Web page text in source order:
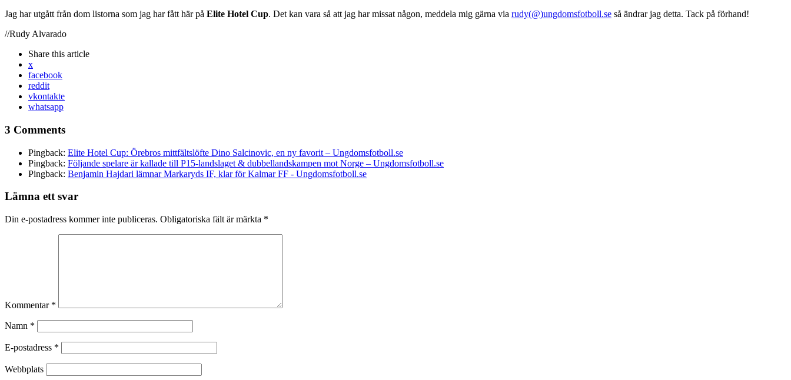
Jag har utgått från dom listorna som jag har fått här på Elite Hotel Cup. Det kan vara så att jag har missat någon, meddela mig gärna via rudy(@)ungdomsfotboll.se så ändrar jag detta. Tack på förhand!
//Rudy Alvarado
Share this article
x
facebook
reddit
vkontakte
whatsapp
3 Comments
Pingback: Elite Hotel Cup: Örebros mittfältslöfte Dino Salcinovic, en ny favorit – Ungdomsfotboll.se
Pingback: Följande spelare är kallade till P15-landslaget & dubbellandskampen mot Norge – Ungdomsfotboll.se
Pingback: Benjamin Hajdari lämnar Markaryds IF, klar för Kalmar FF - Ungdomsfotboll.se
Lämna ett svar
Din e-postadress kommer inte publiceras. Obligatoriska fält är märkta *
Kommentar *
Namn *
E-postadress *
Webbplats